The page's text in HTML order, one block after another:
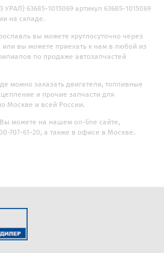
63685-1015069 артикул 63685-1015069
на складе.
вы можете круглосуточно через
или вы можете приехать к нам в любой из
по продаже автозапчастей
можно заказать двигатели, топливные
и прочие запчасти для
Москве и всей России.
можете на нашем on-line сайте,
707-61-20, а также в офисе в Москве.